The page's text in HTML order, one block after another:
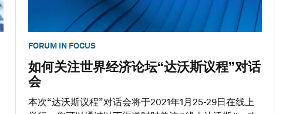
FORUM IN FOCUS
如何关注世界经济论坛“达沃斯议程”对话
会
本次“达沃斯议程”对话会将于2021年1月25-29日在线上